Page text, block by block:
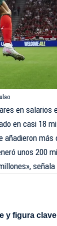
en salarios
en casi 18
añadieron más
unos 200
y figura